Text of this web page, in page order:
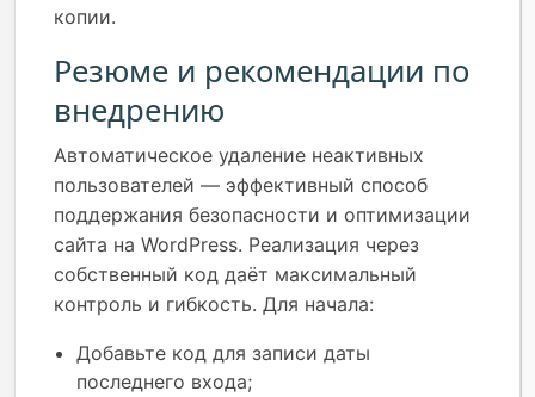
копии.
Резюме и рекомендации по
внедрению
Автоматическое удаление неактивных
пользователей — эффективный способ
поддержания безопасности и оптимизации
сайта на WordPress. Реализация через
собственный код даёт максимальный
контроль и гибкость. Для начала:
Добавьте код для записи даты
последнего входа;